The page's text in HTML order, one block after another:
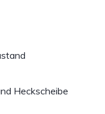
Heckscheibe